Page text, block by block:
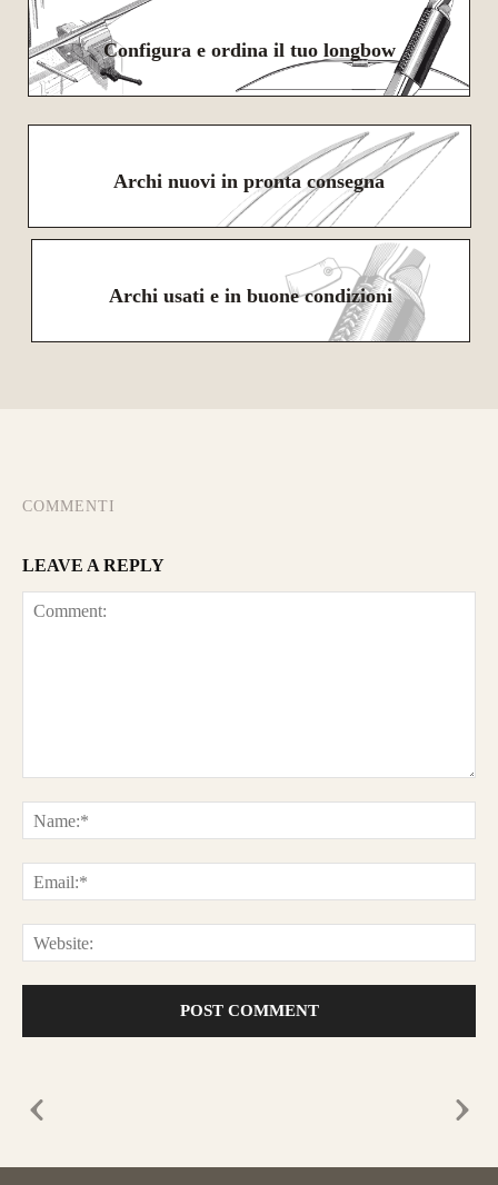
Configura e ordina il tuo longbow
Archi nuovi in pronta consegna
Archi usati e in buone condizioni
COMMENTI
LEAVE A REPLY